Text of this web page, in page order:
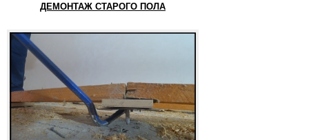
ДЕМОНТАЖ СТАРОГО ПОЛА